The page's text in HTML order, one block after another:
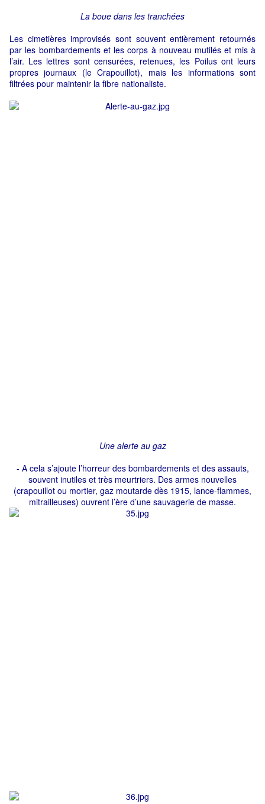
La boue dans les tranchées
Les cimetières improvisés sont souvent entièrement retournés
par les bombardements et les corps à nouveau mutilés et mis à
l’air. Les lettres sont censurées, retenues, les Poilus ont leurs
propres journaux (le Crapouillot), mais les informations sont
filtrées pour maintenir la fibre nationaliste.
Une alerte au gaz
- A cela s’ajoute l’horreur des bombardements et des assauts,
souvent inutiles et très meurtriers. Des armes nouvelles
(crapouillot ou mortier, gaz moutarde dès 1915, lance-flammes,
mitrailleuses) ouvrent l’ère d’une sauvagerie de masse.